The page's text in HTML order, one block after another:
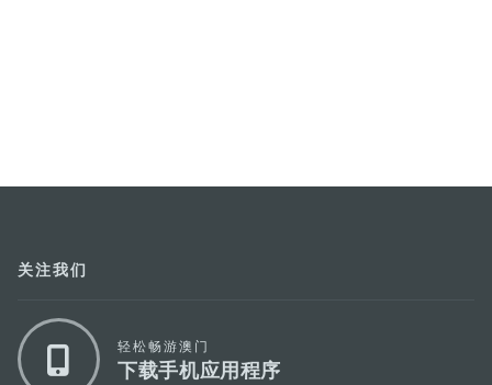
关注我们
轻松畅游澳门
下载手机应用程序